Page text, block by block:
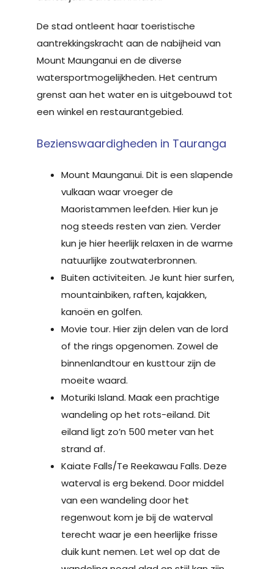
De stad ontleent haar toeristische
aantrekkingskracht aan de nabijheid van
Mount Maunganui en de diverse
watersportmogelijkheden. Het centrum
grenst aan het water en is uitgebouwd tot
een winkel en restaurantgebied.
Bezienswaardigheden in Tauranga
Mount Maunganui. Dit is een slapende
vulkaan waar vroeger de
Maoristammen leefden. Hier kun je
nog steeds resten van zien. Verder
kun je hier heerlijk relaxen in de warme
natuurlijke zoutwaterbronnen.
Buiten activiteiten. Je kunt hier surfen,
mountainbiken, raften, kajakken,
kanoën en golfen.
Movie tour. Hier zijn delen van de lord
of the rings opgenomen. Zowel de
binnenlandtour en kusttour zijn de
moeite waard.
Moturiki Island. Maak een prachtige
wandeling op het rots-eiland. Dit
eiland ligt zo’n 500 meter van het
strand af.
Kaiate Falls/Te Reekawau Falls. Deze
waterval is erg bekend. Door middel
van een wandeling door het
regenwout kom je bij de waterval
terecht waar je een heerlijke frisse
duik kunt nemen. Let wel op dat de